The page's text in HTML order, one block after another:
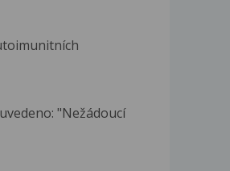
"Nežádoucí